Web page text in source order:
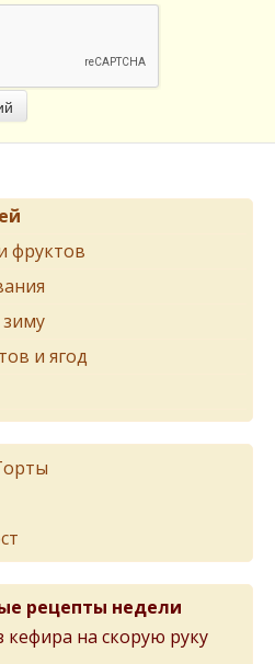
фруктов
и ягод
рецепты недели
на скорую руку